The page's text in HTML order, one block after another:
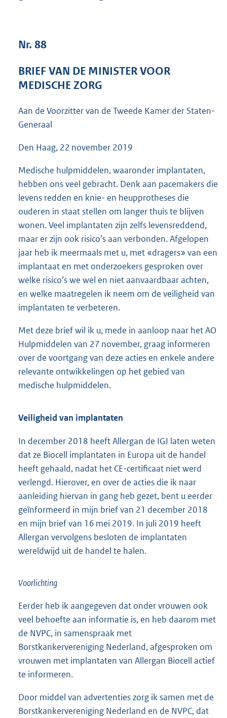
:
b
Nr. 88
BRIEF VAN DE MINISTER VOOR
MEDISCHE ZORG
Aan de Voorzitter van de Tweede Kamer der Staten-
Generaal
Den Haag, 22 november 2019
Medische hulpmiddelen, waaronder implantaten,
hebben ons veel gebracht. Denk aan pacemakers die
levens redden en knie- en heupprotheses die
ouderen in staat stellen om langer thuis te blijven
wonen. Veel implantaten zijn zelfs levensreddend,
maar er zijn ook risico’s aan verbonden. Afgelopen
jaar heb ik meermaals met u, met «dragers» van een
implantaat en met onderzoekers gesproken over
welke risico’s we wel en niet aanvaardbaar achten,
en welke maatregelen ik neem om de veiligheid van
implantaten te verbeteren.
Met deze brief wil ik u, mede in aanloop naar het AO
Hulpmiddelen van 27 november, graag informeren
over de voortgang van deze acties en enkele andere
relevante ontwikkelingen op het gebied van
medische hulpmiddelen.
Veiligheid van implantaten
In december 2018 heeft Allergan de IGJ laten weten
dat ze Biocell implantaten in Europa uit de handel
heeft gehaald, nadat het CE-certificaat niet werd
verlengd. Hierover, en over de acties die ik naar
aanleiding hiervan in gang heb gezet, bent u eerder
geïnformeerd in mijn brief van 21 december 2018
en mijn brief van 16 mei 2019. In juli 2019 heeft
Allergan vervolgens besloten de implantaten
wereldwijd uit de handel te halen.
Voorlichting
Eerder heb ik aangegeven dat onder vrouwen ook
veel behoefte aan informatie is, en heb daarom met
de NVPC, in samenspraak met
Borstkankervereniging Nederland, afgesproken om
vrouwen met implantaten van Allergan Biocell actief
te informeren.
Door middel van advertenties zorg ik samen met de
Borstkankervereniging Nederland en de NVPC, dat